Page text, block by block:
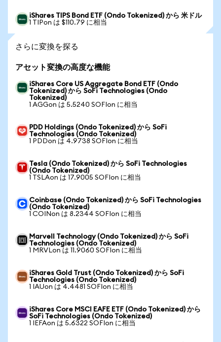
iShares TIPS Bond ETF (Ondo Tokenized) から 米ドル
1 TIPon は $110.79 に相当
さらに変換を探る
アセット変換の高度な機能
iShares Core US Aggregate Bond ETF (Ondo
Tokenized) から SoFi Technologies (Ondo
Tokenized)
1 AGGon は 5.5240 SOFIon に相当
PDD Holdings (Ondo Tokenized) から SoFi
Technologies (Ondo Tokenized)
1 PDDon は 4.9738 SOFIon に相当
Tesla (Ondo Tokenized) から SoFi Technologies
(Ondo Tokenized)
1 TSLAon は 17.9005 SOFIon に相当
Coinbase (Ondo Tokenized) から SoFi Technologies
(Ondo Tokenized)
1 COINon は 8.2344 SOFIon に相当
Marvell Technology (Ondo Tokenized) から SoFi
Technologies (Ondo Tokenized)
1 MRVLon は 11.9060 SOFIon に相当
iShares Gold Trust (Ondo Tokenized) から SoFi
Technologies (Ondo Tokenized)
1 IAUon は 4.4481 SOFIon に相当
iShares Core MSCI EAFE ETF (Ondo Tokenized) から
SoFi Technologies (Ondo Tokenized)
1 IEFAon は 5.6322 SOFIon に相当